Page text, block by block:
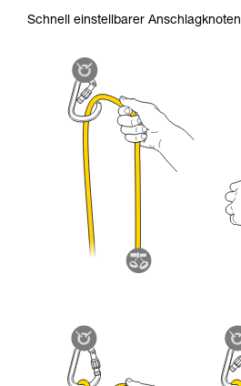
Schnell einstellbarer Anschlagknoten